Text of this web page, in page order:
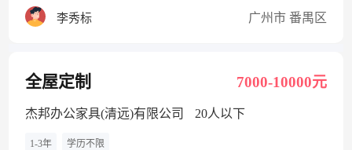
李秀标 广州市 番禺区
全屋定制 7000-10000元
杰邦办公家具(清远)有限公司 20人以下
1-3年 学历不限